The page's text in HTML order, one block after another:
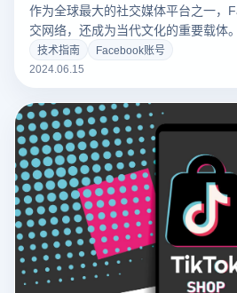
作为全球最大的社交媒体平台之一，
交网络，还成为当代文化的重要载体
念，从艺术创作到政治动态，
至关重要的作用。本文云登指纹浏览
技术指南
Facebook账号
2024.06.15